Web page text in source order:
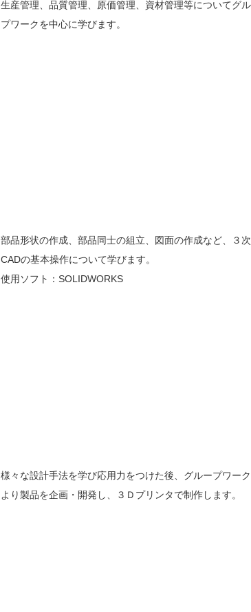
生産管理、品質管理、原価管理、資材管理等についてグ
プワークを中心に学びます。
部品形状の作成、部品同士の組立、図面の作成など、３
CADの基本操作について学びます。
使用ソフト：SOLIDWORKS
様々な設計手法を学び応用力をつけた後、グループワー
より製品を企画・開発し、３Ｄプリンタで制作します。